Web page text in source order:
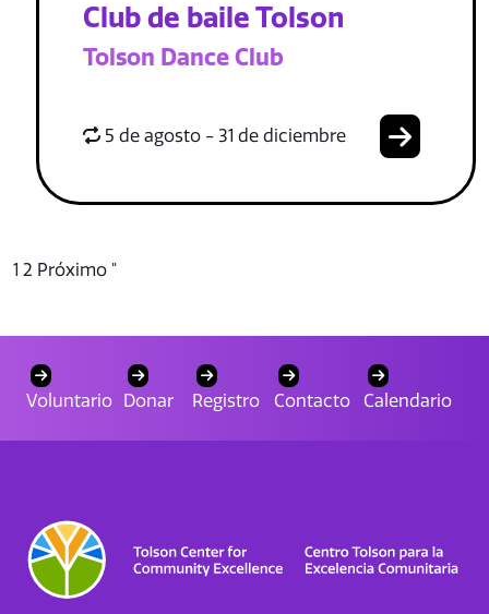
Club de baile Tolson
Tolson Dance Club
5 de agosto - 31 de diciembre
1 2 Próximo "
Voluntario Donar Registro Contacto Calendario